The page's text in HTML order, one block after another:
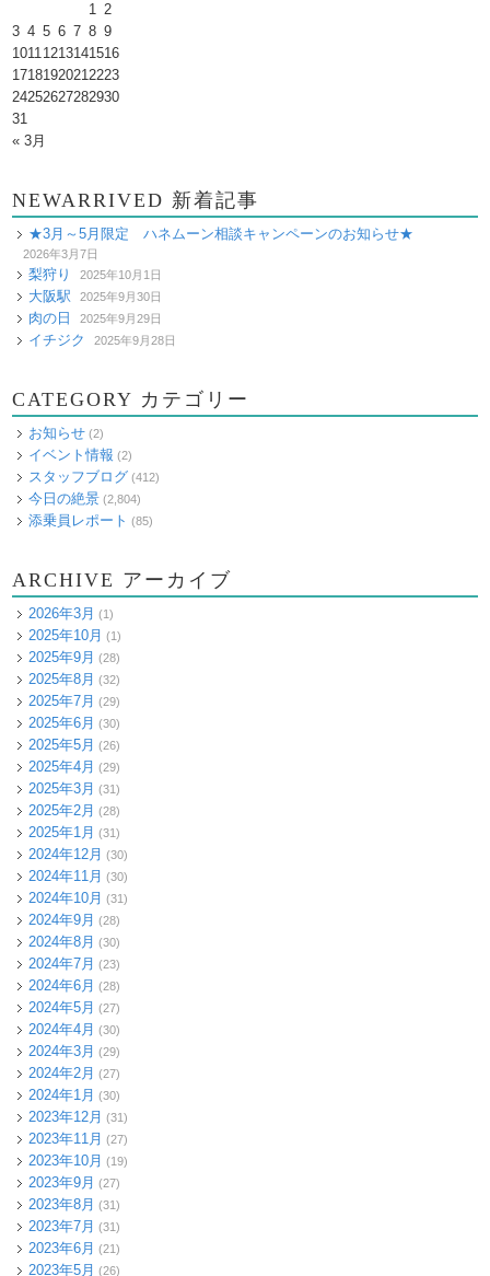
1 2
3 4 5 6 7 8 9
10111213141516
17181920212223
24252627282930
31
« 3月
NEWARRIVED 新着記事
★3月～5月限定 ハネムーン相談キャンペーンのお知らせ★
2026年3月7日
梨狩り 2025年10月1日
大阪駅 2025年9月30日
肉の日 2025年9月29日
イチジク 2025年9月28日
CATEGORY カテゴリー
お知らせ (2)
イベント情報 (2)
スタッフブログ (412)
今日の絶景 (2,804)
添乗員レポート (85)
ARCHIVE アーカイブ
2026年3月 (1)
2025年10月 (1)
2025年9月 (28)
2025年8月 (32)
2025年7月 (29)
2025年6月 (30)
2025年5月 (26)
2025年4月 (29)
2025年3月 (31)
2025年2月 (28)
2025年1月 (31)
2024年12月 (30)
2024年11月 (30)
2024年10月 (31)
2024年9月 (28)
2024年8月 (30)
2024年7月 (23)
2024年6月 (28)
2024年5月 (27)
2024年4月 (30)
2024年3月 (29)
2024年2月 (27)
2024年1月 (30)
2023年12月 (31)
2023年11月 (27)
2023年10月 (19)
2023年9月 (27)
2023年8月 (31)
2023年7月 (31)
2023年6月 (21)
2023年5月 (26)